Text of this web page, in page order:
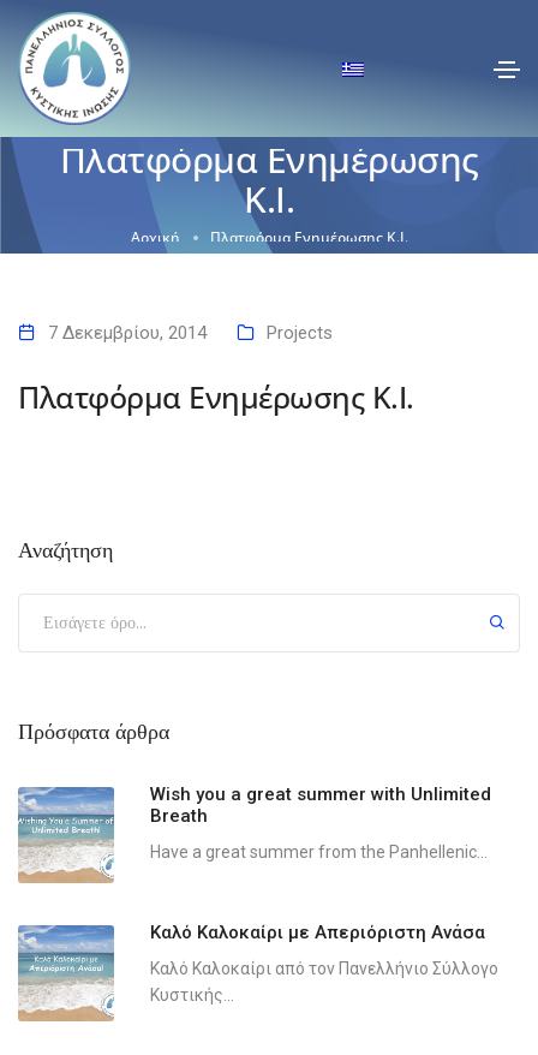
Πλατφόρμα Ενημέρωσης
Κ.Ι.
Αρχική Πλατφόρμα Ενημέρωσης Κ.Ι.
7 Δεκεμβρίου, 2014 Projects
Πλατφόρμα Ενημέρωσης Κ.Ι.
Αναζήτηση
Πρόσφατα άρθρα
Wish you a great summer with Unlimited
Breath
Have a great summer from the Panhellenic...
Καλό Καλοκαίρι με Απεριόριστη Ανάσα
Καλό Καλοκαίρι από τον Πανελλήνιο Σύλλογο
Κυστικής...